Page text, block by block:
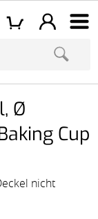
Ø
Cup
nicht